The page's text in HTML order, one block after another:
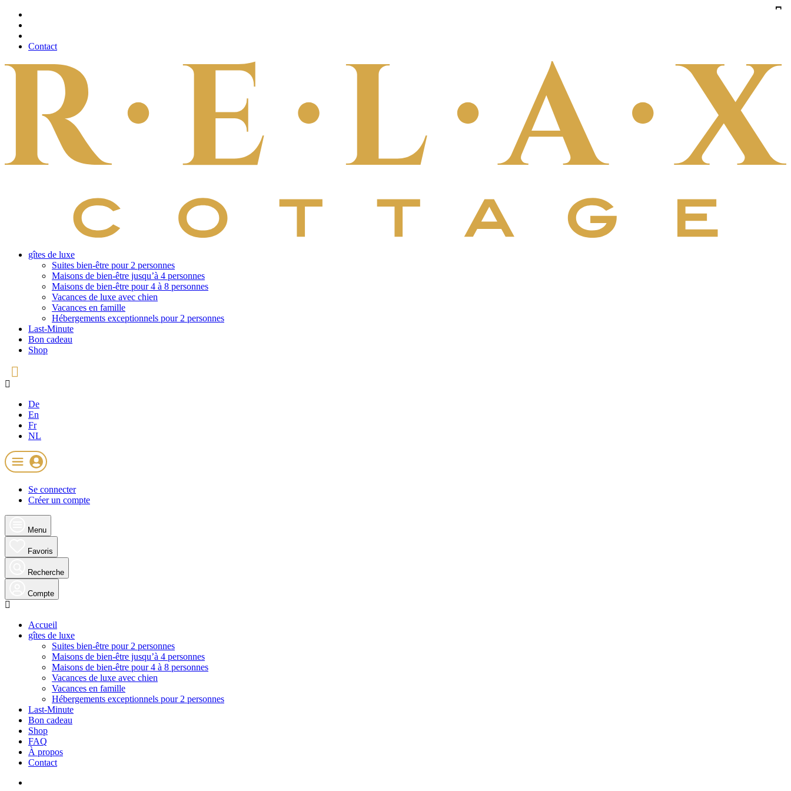
Contact
gîtes de luxe
Suites bien-être pour 2 personnes
Maisons de bien-être jusqu’à 4 personnes
Maisons de bien-être pour 4 à 8 personnes
Vacances de luxe avec chien
Vacances en famille
Hébergements exceptionnels pour 2 personnes
Last-Minute
Bon cadeau
Shop
De
En
Fr
NL
Se connecter
Créer un compte
Menu
Favoris
Recherche
Compte
Accueil
gîtes de luxe
Suites bien-être pour 2 personnes
Maisons de bien-être jusqu’à 4 personnes
Maisons de bien-être pour 4 à 8 personnes
Vacances de luxe avec chien
Vacances en famille
Hébergements exceptionnels pour 2 personnes
Last-Minute
Bon cadeau
Shop
FAQ
À propos
Contact